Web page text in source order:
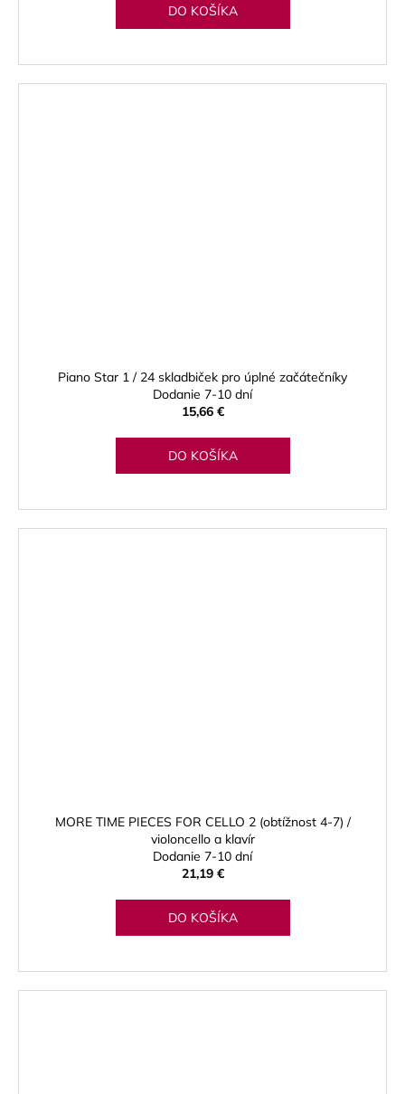
DO KOŠÍKA
Piano Star 1 / 24 skladbiček pro úplné začátečníky
Dodanie 7-10 dní
15,66 €
DO KOŠÍKA
MORE TIME PIECES FOR CELLO 2 (obtížnost 4-7) /
violoncello a klavír
Dodanie 7-10 dní
21,19 €
DO KOŠÍKA